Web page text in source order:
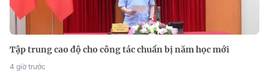
Tập trung cao độ cho công tác chuẩn bị năm học mới
4 giờ trước